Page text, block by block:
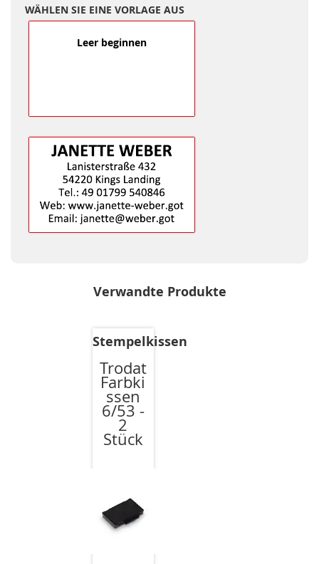
WÄHLEN SIE EINE VORLAGE AUS
Leer beginnen
Verwandte Produkte
Stempelkissen
Trodat
Farbki
ssen
6/53 -
2
Stück